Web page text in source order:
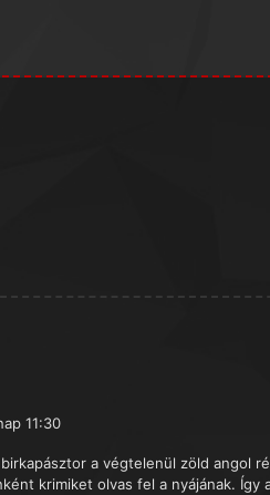
11:30
a végtelenül zöld angol
krimiket olvas fel a nyájának. Így